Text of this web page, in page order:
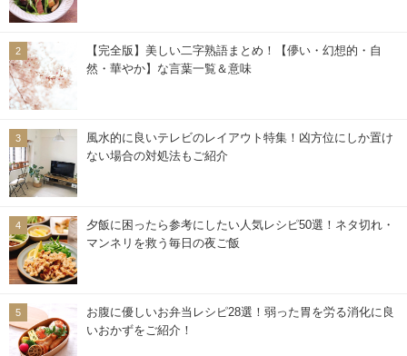
【完全版】美しい二字熟語まとめ！【儚い・幻想的・自
然・華やか】な言葉一覧＆意味
風水的に良いテレビのレイアウト特集！凶方位にしか置け
ない場合の対処法もご紹介
夕飯に困ったら参考にしたい人気レシピ50選！ネタ切れ・
マンネリを救う毎日の夜ご飯
お腹に優しいお弁当レシピ28選！弱った胃を労る消化に良
いおかずをご紹介！